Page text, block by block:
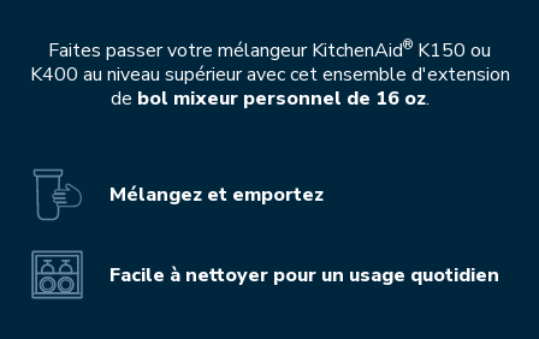
Faites passer votre mélangeur KitchenAid® K150 ou
K400 au niveau supérieur avec cet ensemble d'extension
de bol mixeur personnel de 16 oz.
Mélangez et emportez
Facile à nettoyer pour un usage quotidien